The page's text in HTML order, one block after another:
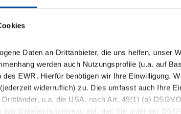
Daten an Drittanbieter, die uns helfen, unser
werden auch Nutzungsprofile (u.a. auf
EWR. Hierfür benötigen wir Ihre Einwilligung.
widerruflich) zu. Dies umfasst auch Ihre
u.a. die USA, nach Art. 49(1) (a)
Datenschutzniveau auf, das Sie unter der
Titel "7 Tage" und "Frau mit Herz"
der beiden Frauenzeitschriften nach 17